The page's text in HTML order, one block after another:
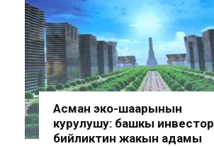
Асман эко-шаарынын
курулушу: башкы инвестор
бийликтин жакын адамы